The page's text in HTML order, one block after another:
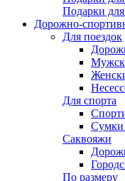
Подарки
Дорожно-
Для поездок
Для спорта
Сумки
Саквояжи
По размеру